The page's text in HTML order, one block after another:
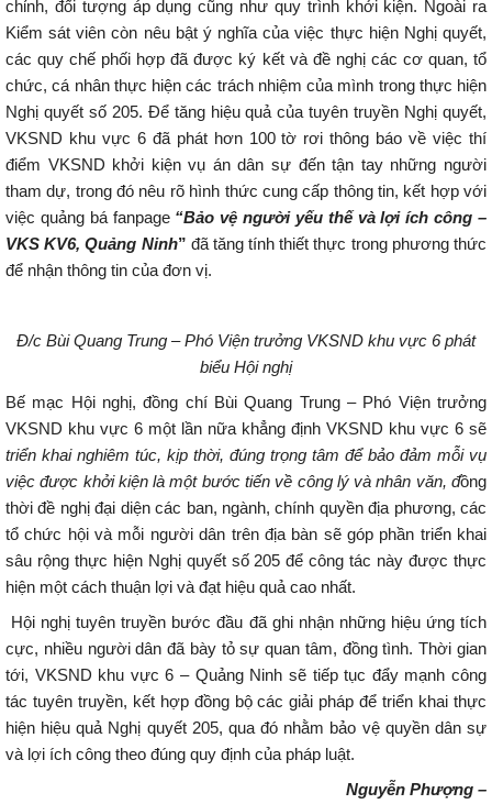
chỉnh, đối tượng áp dụng cũng như quy trình khởi kiện. Ngoài ra
Kiểm sát viên còn nêu bật ý nghĩa của việc thực hiện Nghị quyết,
các quy chế phối hợp đã được ký kết và đề nghị các cơ quan, tổ
chức, cá nhân thực hiện các trách nhiệm của mình trong thực hiện
Nghị quyết số 205. Để tăng hiệu quả của tuyên truyền Nghị quyết,
VKSND khu vực 6 đã phát hơn 100 tờ rơi thông báo về việc thí
điểm VKSND khởi kiện vụ án dân sự đến tận tay những người
tham dự, trong đó nêu rõ hình thức cung cấp thông tin, kết hợp với
việc quảng bá fanpage “Bảo vệ người yếu thế và lợi ích công –
VKS KV6, Quảng Ninh” đã tăng tính thiết thực trong phương thức
để nhận thông tin của đơn vị.
Đ/c Bùi Quang Trung – Phó Viện trưởng VKSND khu vực 6 phát
biểu Hội nghị
Bế mạc Hội nghị, đồng chí Bùi Quang Trung – Phó Viện trưởng
VKSND khu vực 6 một lần nữa khẳng định VKSND khu vực 6 sẽ
triển khai nghiêm túc, kịp thời, đúng trọng tâm để bảo đảm mỗi vụ
việc được khởi kiện là một bước tiến về công lý và nhân văn, đồng
thời đề nghị đại diện các ban, ngành, chính quyền địa phương, các
tổ chức hội và mỗi người dân trên địa bàn sẽ góp phần triển khai
sâu rộng thực hiện Nghị quyết số 205 để công tác này được thực
hiện một cách thuận lợi và đạt hiệu quả cao nhất.
Hội nghị tuyên truyền bước đầu đã ghi nhận những hiệu ứng tích
cực, nhiều người dân đã bày tỏ sự quan tâm, đồng tình. Thời gian
tới, VKSND khu vực 6 – Quảng Ninh sẽ tiếp tục đẩy mạnh công
tác tuyên truyền, kết hợp đồng bộ các giải pháp để triển khai thực
hiện hiệu quả Nghị quyết 205, qua đó nhằm bảo vệ quyền dân sự
và lợi ích công theo đúng quy định của pháp luật.
Nguyễn Phượng –